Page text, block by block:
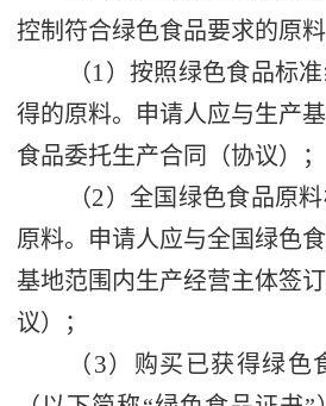
控制符合绿色食品要求的原料
（1 ）按照绿色食品标
得的原料。申请人应与生产
食品委托生产合同（协议）；
（2）全国绿色食品原
原料。申请人应与全国绿色
基地范围内生产经营主体签
议）；
（3）购买已获得绿色